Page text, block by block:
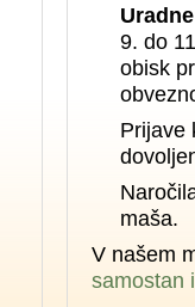
9. do
obisk
Prijave
maša.
V našem
samostan